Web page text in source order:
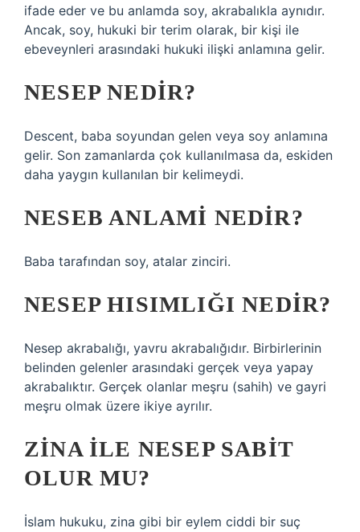
ifade eder ve bu anlamda soy, akrabalıkla aynıdır.
Ancak, soy, hukuki bir terim olarak, bir kişi ile
ebeveynleri arasındaki hukuki ilişki anlamına gelir.
NESEP NEDIR?
Descent, baba soyundan gelen veya soy anlamına
gelir. Son zamanlarda çok kullanılmasa da, eskiden
daha yaygın kullanılan bir kelimeydi.
NESEB ANLAMI NEDIR?
Baba tarafından soy, atalar zinciri.
NESEP HISIMLIĞI NEDIR?
Nesep akrabalığı, yavru akrabalığıdır. Birbirlerinin
belinden gelenler arasındaki gerçek veya yapay
akrabalıktır. Gerçek olanlar meşru (sahih) ve gayri
meşru olmak üzere ikiye ayrılır.
ZINA ILE NESEP SABIT
OLUR MU?
İslam hukuku, zina gibi bir eylem ciddi bir suç